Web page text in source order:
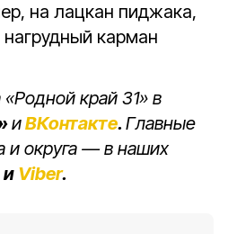
на лацкан пиджака,
карман
край 31» в
иВКонтакте. Главные
и округа — в наших
и Viber.